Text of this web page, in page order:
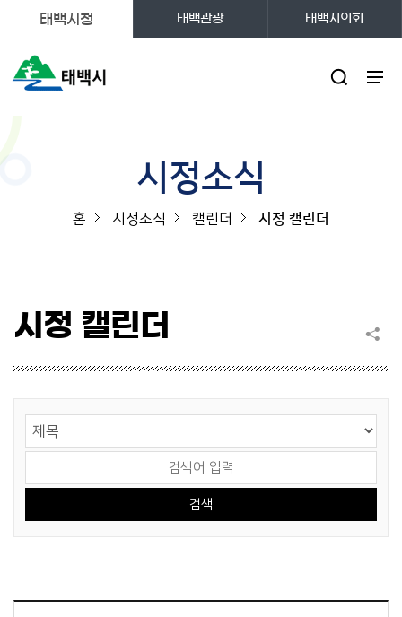
태백시청 태백관광 태백시의회
시정소식
홈 시정소식 캘린더 시정 캘린더
시정 캘린더